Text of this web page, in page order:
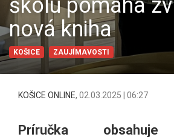
školu pomáha
nová kniha
KOŠICE ZAUJÍMAVOSTI
KOŠICE ONLINE, 02.03.2025 | 06:27
Príručka obsahuje